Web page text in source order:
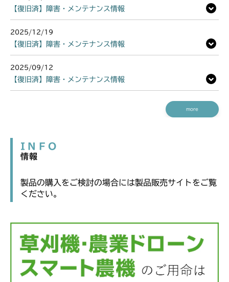
【復旧済】障害・メンテナンス情報
2025/12/19
【復旧済】障害・メンテナンス情報
2025/09/12
【復旧済】障害・メンテナンス情報
more
INFO
情報
製品の購入をご検討の場合には製品販売サイトをご覧
ください。